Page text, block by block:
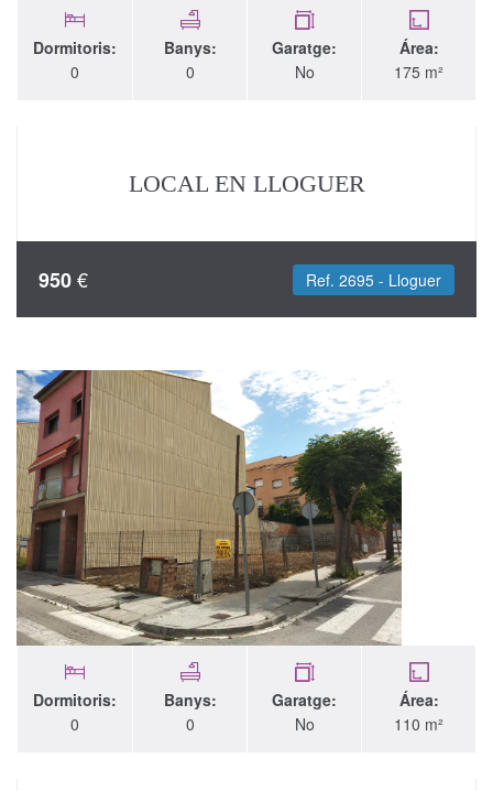
Dormitoris:
0
Banys:
0
Garatge:
No
Área:
175 m²
LOCAL EN LLOGUER
950€ Ref. 2695 - Lloguer
Dormitoris:
0
Banys:
0
Garatge:
No
Área:
110 m²